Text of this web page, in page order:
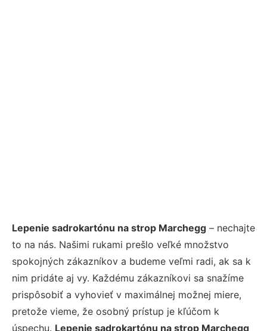
Lepenie sadrokartónu na strop Marchegg – nechajte
to na nás. Našimi rukami prešlo veľké množstvo
spokojných zákazníkov a budeme veľmi radi, ak sa k
nim pridáte aj vy. Každému zákazníkovi sa snažíme
prispôsobiť a vyhovieť v maximálnej možnej miere,
pretože vieme, že osobný prístup je kľúčom k
úspechu. Lepenie sadrokartónu na strop Marchegg